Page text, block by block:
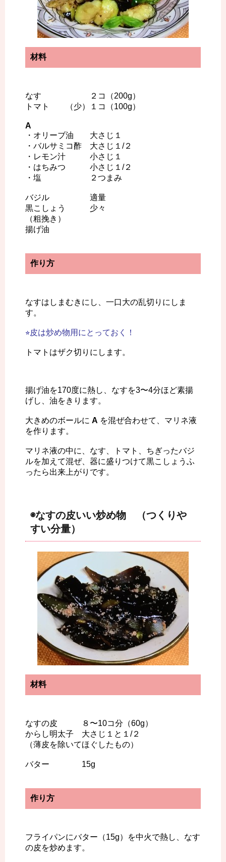
材料
なす ２コ（200g）
トマト （少）１コ（100g）
A
・オリーブ油 大さじ１
・バルサミコ酢 大さじ１/２
・レモン汁 小さじ１
・はちみつ 小さじ１/２
・塩 ２つまみ
バジル 適量
黒こしょう 少々
（粗挽き）
揚げ油
作り方
なすはしまむきにし、一口大の乱切りにしま
す。
⭐︎皮は炒め物用にとっておく！
トマトはザク切りにします。
揚げ油を170度に熱し、なすを3〜4分ほど素揚
げし、油をきります。
大きめのボールに A を混ぜ合わせて、マリネ液
を作ります。
マリネ液の中に、なす、トマト、ちぎったバジ
ルを加えて混ぜ、器に盛りつけて黒こしょうふ
ったら出来上がりです。
◉なすの皮いい炒め物 （つくりや
すい分量）
材料
なすの皮 ８〜10コ分（60g）
からし明太子 大さじ１と１/２
（薄皮を除いてほぐしたもの）
バター 15g
作り方
フライパンにバター（15g）を中火で熱し、なす
の皮を炒めます。